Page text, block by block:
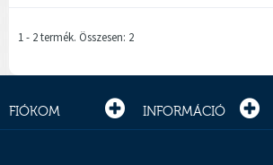
1 - 2 termék. Összesen: 2
FIÓKOM INFORMÁCIÓ